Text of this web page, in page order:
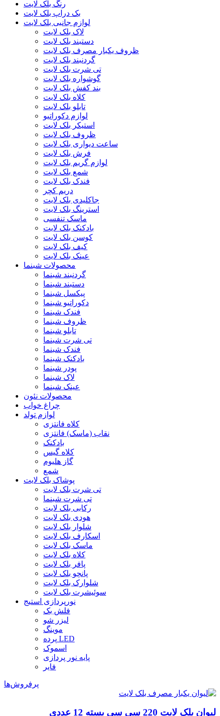
رنگ بلک لایت
بک دراپ بلک لایت
لوازم جانبی بلک لایت
لاک بلک لایت
دستبند بلک لایت
ظروف یکبار مصرف بلک لایت
گردنبند بلک لایت
تی شرت بلک لایت
گوشواره بلک لایت
بند کفش بلک لایت
کلاه بلک لایت
تابلو بلک لایت
لوازم دکوراتیو
استیکر بلک لایت
ظروف بلک لایت
ساعت دیواری بلک لایت
فرش بلک لایت
لوازم گریم بلک لایت
شمع بلک لایت
فندک بلک لایت
دریم کچر
جاکلیدی بلک لایت
استرینگ بلک لایت
ماسک تنفسی
بادکنک بلک لایت
کوسن بلک لایت
کیف بلک لایت
عینک بلک لایت
محصولات شبنما
گردنبند شبنما
دستبند شبنما
پیکسل شبنما
دکوراتیو شبنما
فندک شبنما
ظروف شبنما
تابلو شبنما
تی شرت شبنما
فندک شبنما
بادکنک شبنما
پودر شبنما
لاک شبنما
عینک شبنما
محصولات نئون
چراغ خواب
لوازم تولد
کلاه فانتزی
نقاب (ماسک) فانتزی
بادکنک
کلاه گیس
گاز هلیوم
شمع
پوشاک بلک لایت
تی شرت بلک لایت
تی شرت شبنما
رکابی بلک لایت
هودی بلک لایت
شلوار بلک لایت
اسکارف بلک لایت
ماسک بلک لایت
کلاه بلک لایت
پافر بلک لایت
پانچو بلک لایت
شلوارک بلک لایت
سوئیشرت بلک لایت
نورپردازی استیج
فلش بک
لیزر شو
موینگ
پرده LED
اسموک
پایه نور پردازی
فایر
پرفروش‌ها
لیوان بلک لایت 220 سی سی بسته 12 عددی